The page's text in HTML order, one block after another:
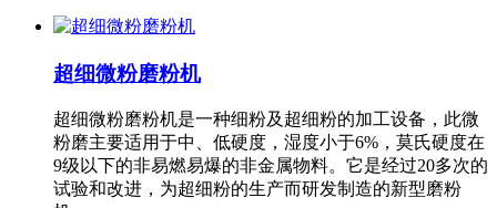
超细微粉磨粉机
超细微粉磨粉机是一种细粉及超细粉的加工设备，此微
粉磨主要适用于中、低硬度，湿度小于6%，莫氏硬度在
9级以下的非易燃易爆的非金属物料。它是经过20多次的
试验和改进，为超细粉的生产而研发制造的新型磨粉